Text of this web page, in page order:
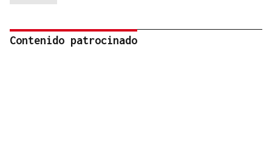
Contenido patrocinado